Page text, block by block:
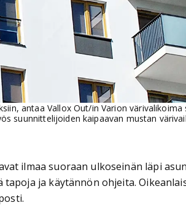
antaa Vallox Out/in Varion värivalikoima
suunnittelijoiden kaipaavan mustan
ilmaa suoraan ulkoseinän läpi
ja käytännön ohjeita.